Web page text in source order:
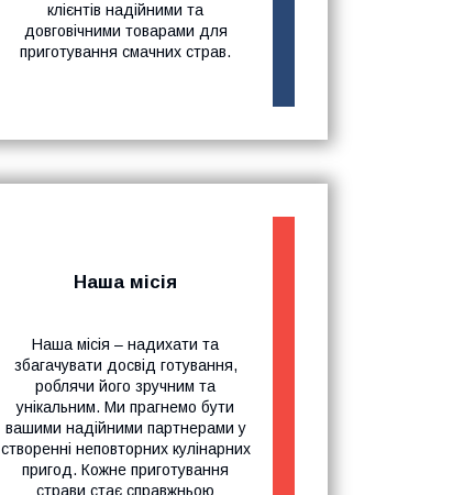
клієнтів надійними та
довговічними товарами для
приготування смачних страв.
Наша місія
Наша місія – надихати та
збагачувати досвід готування,
роблячи його зручним та
унікальним. Ми прагнемо бути
вашими надійними партнерами у
створенні неповторних кулінарних
пригод. Кожне приготування
страви стає справжньою